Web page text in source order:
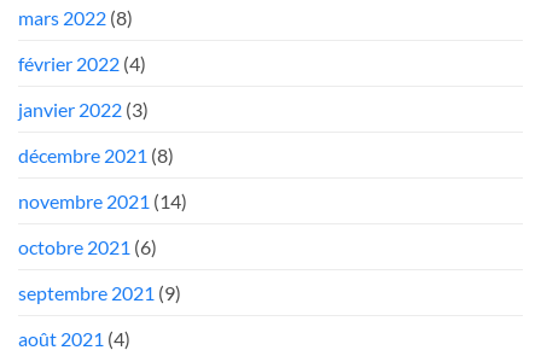
mars 2022 (8)
février 2022 (4)
janvier 2022 (3)
décembre 2021 (8)
novembre 2021 (14)
octobre 2021 (6)
septembre 2021 (9)
août 2021 (4)